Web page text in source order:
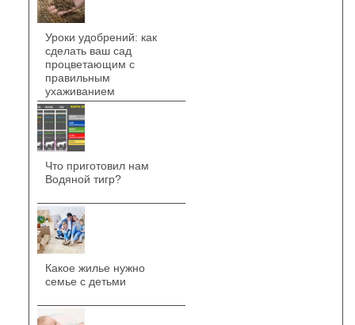
Уроки удобрений: как
сделать ваш сад
процветающим с
правильным
ухаживанием
Что приготовил нам
Водяной тигр?
Какое жилье нужно
семье с детьми